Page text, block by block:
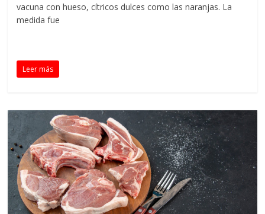
vacuna con hueso, cítricos dulces como las naranjas. La
medida fue
Leer más